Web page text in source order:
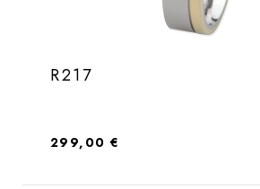
R217
Regulärer Preis:
299,00 €